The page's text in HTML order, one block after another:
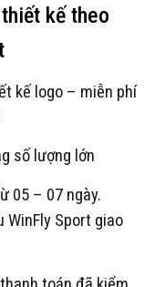
kế theo
kế logo – miễn phí
số lượng lớn
05 – 07 ngày.
WinFly Sport giao